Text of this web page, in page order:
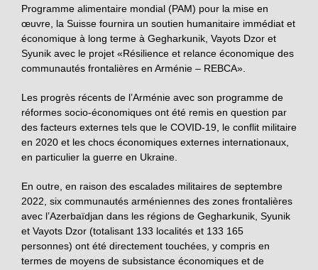
Programme alimentaire mondial (PAM) pour la mise en
œuvre, la Suisse fournira un soutien humanitaire immédiat et
économique à long terme à Gegharkunik, Vayots Dzor et
Syunik avec le projet «Résilience et relance économique des
communautés frontalières en Arménie – REBCA».
Les progrès récents de l’Arménie avec son programme de
réformes socio-économiques ont été remis en question par
des facteurs externes tels que le COVID-19, le conflit militaire
en 2020 et les chocs économiques externes internationaux,
en particulier la guerre en Ukraine.
En outre, en raison des escalades militaires de septembre
2022, six communautés arméniennes des zones frontalières
avec l’Azerbaïdjan dans les régions de Gegharkunik, Syunik
et Vayots Dzor (totalisant 133 localités et 133 165
personnes) ont été directement touchées, y compris en
termes de moyens de subsistance économiques et de